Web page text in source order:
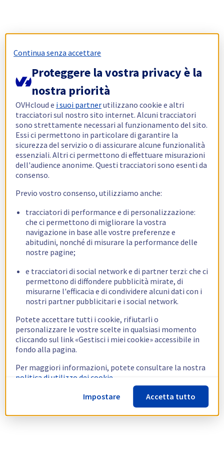
Continua senza accettare
Proteggere la vostra privacy è la
nostra priorità
OVHcloud e i suoi partnerutilizzano cookie e altri
tracciatori sul nostro sito internet. Alcuni tracciatori
sono strettamente necessari al funzionamento del sito.
Essi ci permettono in particolare di garantire la
sicurezza del servizio o di assicurare alcune funzionalità
essenziali. Altri ci permettono di effettuare misurazioni
dell'audience anonime. Questi tracciatori sono esenti da
consenso.
Previo vostro consenso, utilizziamo anche:
tracciatori di performance e di personalizzazione:
che ci permettono di migliorare la vostra
navigazione in base alle vostre preferenze e
abitudini, nonché di misurare la performance delle
nostre pagine;
e tracciatori di social network e di partner terzi: che ci
permettono di diffondere pubblicità mirate, di
misurarne l'efficacia e di condividere alcuni dati con i
nostri partner pubblicitari e i social network.
Potete accettare tutti i cookie, rifiutarli o
personalizzare le vostre scelte in qualsiasi momento
cliccando sul link «Gestisci i miei cookie» accessibile in
fondo alla pagina.
Per maggiori informazioni, potete consultare la nostra
politica di utilizzo dei cookie.
Impostare
Accetta tutto